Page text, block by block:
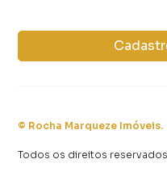
© Rocha Marqueze Imóveis.
Todos os direitos